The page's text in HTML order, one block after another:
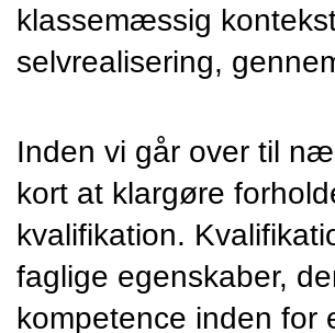
klassemæssig
selvrealisering,
Inden vi går over til
kort at klargøre
kvalifikation.
faglige egenskaber,
kompetence inden for